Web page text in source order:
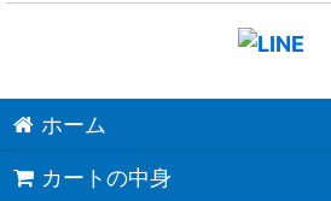
ホーム
カートの中身